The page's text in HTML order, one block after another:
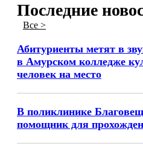
Последние
Все >
Абитуриенты метят в
в Амурском колледже
человек на место
В поликлинике
помощник для